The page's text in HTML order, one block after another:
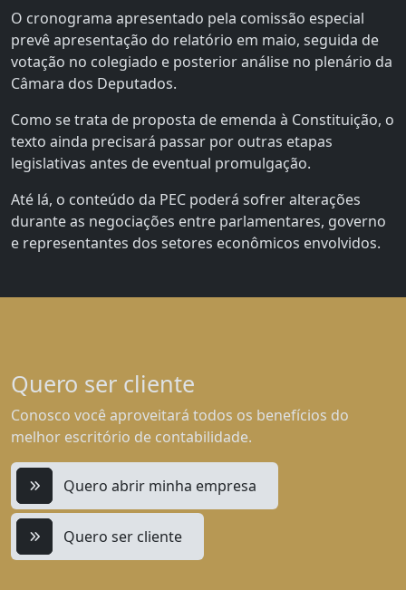
O cronograma apresentado pela comissão especial
prevê apresentação do relatório em maio, seguida de
votação no colegiado e posterior análise no plenário da
Câmara dos Deputados.
Como se trata de proposta de emenda à Constituição, o
texto ainda precisará passar por outras etapas
legislativas antes de eventual promulgação.
Até lá, o conteúdo da PEC poderá sofrer alterações
durante as negociações entre parlamentares, governo
e representantes dos setores econômicos envolvidos.
Quero ser cliente
Conosco você aproveitará todos os benefícios do
melhor escritório de contabilidade.
Quero abrir minha empresa
Quero ser cliente